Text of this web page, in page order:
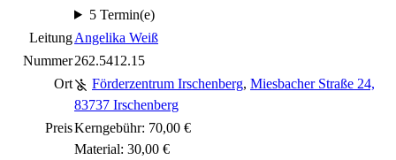
5 Termin(e)
LeitungAngelika Weiß
Nummer262.5412.15
Ort
Förderzentrum Irschenberg, Miesbacher Straße 24,
83737 Irschenberg
PreisKerngebühr: 70,00 €
Material: 30,00 €